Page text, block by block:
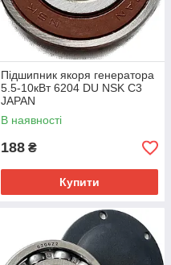
Підшипник якоря генератора
5.5-10кВт 6204 DU NSK C3
JAPAN
В наявності
188 ₴
Купити